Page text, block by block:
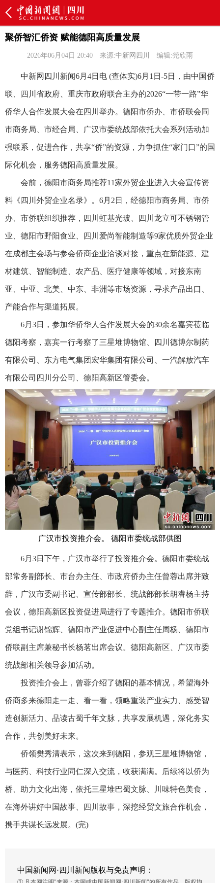
聚侨智汇侨资 赋能德阳高质量发展
2026年06月04日 20:40 来源:中新网四川 编辑:尧欣雨
中新网四川新闻6月4日电 (查体实)6月1日-5日，由中国侨
联、四川省政府、重庆市政府联合主办的2026“一带一路”华
侨华人合作发展大会在四川举办。德阳市侨办、市侨联会同
市商务局、市经合局、广汉市委统战部依托大会系列活动加
强联系，促进合作，共享“侨”的资源，力争抓住“家门口”的国
际化机会，服务德阳高质量发展。
会前，德阳市商务局推荐11家外贸企业进入大会宣传资
料《四川外贸企业名录》。6月2日，经德阳市商务局、市侨
办、市侨联组织推荐，四川虹基光玻、四川龙立可不锈钢管
业、德阳市野阳食业、四川爱尚智能制造等9家优质外贸企业
在成都主会场与参会侨商企业洽谈对接，重点在新能源、建
材建筑、智能制造、农产品、医疗健康等领域，对接东南
亚、中亚、北美、中东、非洲等市场资源，寻求产品出口、
产能合作与渠道拓展。
6月3日，参加华侨华人合作发展大会的30余名嘉宾莅临
德阳考察，嘉宾一行考察了三星堆博物馆、四川德博尔制药
有限公司、东方电气集团宏华集团有限公司、一汽解放汽车
有限公司四川分公司、德阳高新区管委会。
广汉市投资推介会。 德阳市委统战部供图
6月3日下午，广汉市举行了投资推介会。德阳市委统战
部常务副部长、市台办主任、市政府侨办主任曾蓉出席并致
辞，广汉市委副书记、宣传部部长、统战部部长胡睿杨主持
会议，德阳高新区投资促进局进行了专题推介。德阳市侨联
党组书记谢锦辉、德阳市产业促进中心副主任周杨、德阳市
侨联副主席兼秘书长杨茗出席会议。德阳高新区、广汉市委
统战部相关领导参加活动。
投资推介会上，曾蓉介绍了德阳的基本情况，希望海外
侨商多来德阳走一走、看一看，领略重装产业实力、感受智
造创新活力、品读古蜀千年文脉，共享发展机遇，深化务实
合作，共创美好未来。
侨领樊秀清表示，这次来到德阳，参观三星堆博物馆，
与医药、科技行业同仁深入交流，收获满满。后续将以侨为
桥、助力文化出海，依托三星堆巴蜀文脉、川味特色美食，
在海外讲好中国故事、四川故事，深挖经贸文旅合作机会，
携手共谋长远发展。(完)
中国新闻网·四川新闻版权与免责声明：